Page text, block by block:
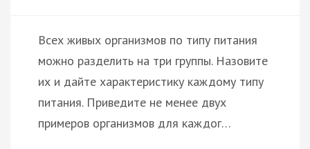
Всех живых организмов по типу питания
можно разделить на три группы. Назовите
их и дайте характеристику каждому типу
питания. Приведите не менее двух
примеров организмов для каждог…